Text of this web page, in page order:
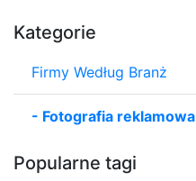
Kategorie
Firmy Według Branż
- Fotografia reklamowa
Popularne tagi